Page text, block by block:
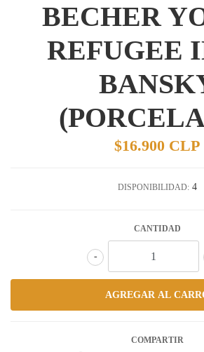
BECHER
REFUGEE
$16.900 CLP
DISPONIBILIDAD: 4
CANTIDAD
-
COMPARTIR